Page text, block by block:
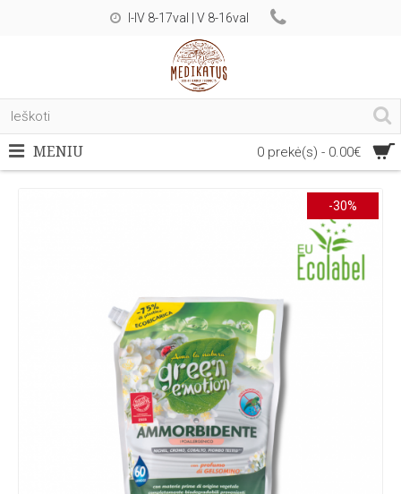
I-IV 8-17val | V 8-16val
0 prekė(s) - 0.00€
MENIU
-30%